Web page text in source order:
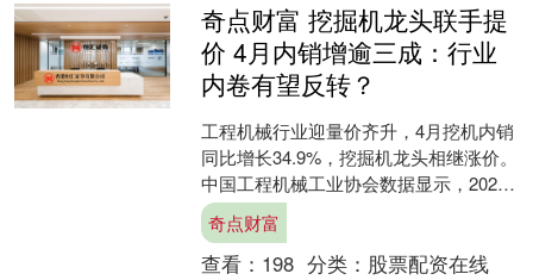
奇点财富 挖掘机龙头联手提
价 4月内销增逾三成：行业
内卷有望反转？
工程机械行业迎量价齐升，4月挖机内销
同比增长34.9%，挖掘机龙头相继涨价。
中国工程机械工业协会数据显示，2026
年4月，挖掘机主要制造企业销售各类挖
掘机28....
奇点财富
查看： 198 分类： 股票配资在线